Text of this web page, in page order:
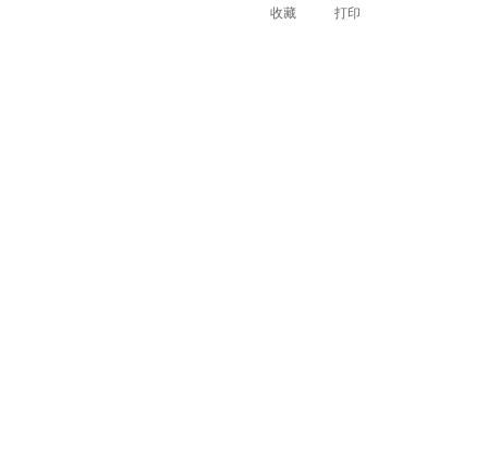
收藏 打印